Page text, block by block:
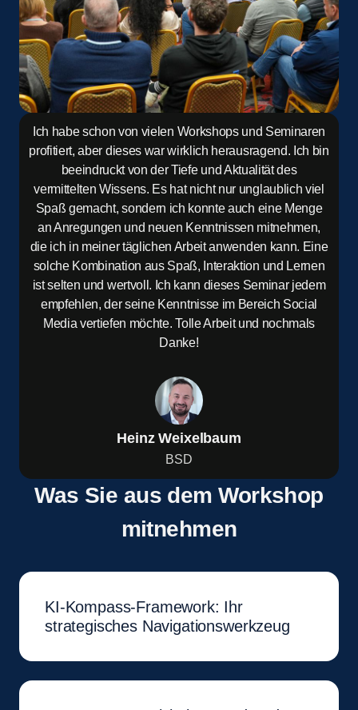
Ich habe schon von vielen Workshops und Seminaren
profitiert, aber dieses war wirklich herausragend. Ich bin
beeindruckt von der Tiefe und Aktualität des
vermittelten Wissens. Es hat nicht nur unglaublich viel
Spaß gemacht, sondern ich konnte auch eine Menge
an Anregungen und neuen Kenntnissen mitnehmen,
die ich in meiner täglichen Arbeit anwenden kann. Eine
solche Kombination aus Spaß, Interaktion und Lernen
ist selten und wertvoll. Ich kann dieses Seminar jedem
empfehlen, der seine Kenntnisse im Bereich Social
Media vertiefen möchte. Tolle Arbeit und nochmals
Danke!
Heinz Weixelbaum
BSD
Was Sie aus dem Workshop
mitnehmen
KI-Kompass-Framework: Ihr
strategisches Navigationswerkzeug